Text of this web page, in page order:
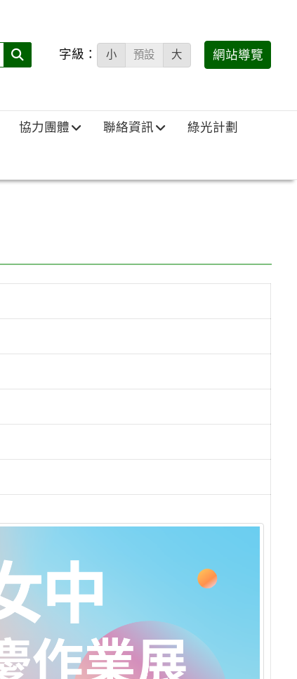
搜
填)：
字級： 小 預設 大 網站導覽
協力團體 聯絡資訊 綠光計劃